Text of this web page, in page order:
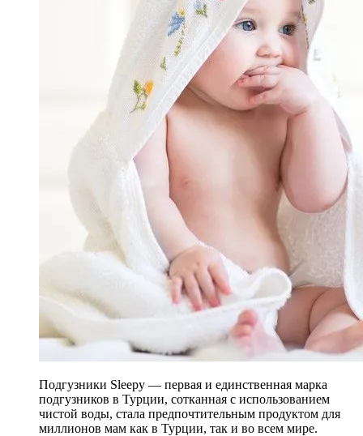
Подгузники Sleepy — первая и единственная марка
подгузников в Турции, сотканная с использованием
чистой воды, стала предпочтительным продуктом для
миллионов мам как в Турции, так и во всем мире.